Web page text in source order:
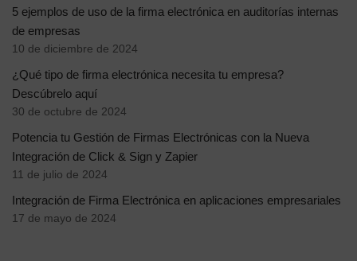
5 ejemplos de uso de la firma electrónica en auditorías internas
de empresas
10 de diciembre de 2024
¿Qué tipo de firma electrónica necesita tu empresa?
Descúbrelo aquí
30 de octubre de 2024
Potencia tu Gestión de Firmas Electrónicas con la Nueva
Integración de Click & Sign y Zapier
11 de julio de 2024
Integración de Firma Electrónica en aplicaciones empresariales
17 de mayo de 2024